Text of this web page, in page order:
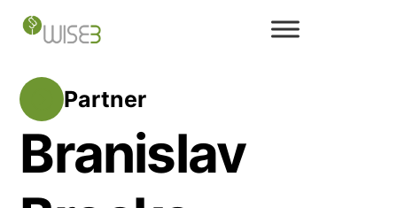
Partner
Branislav